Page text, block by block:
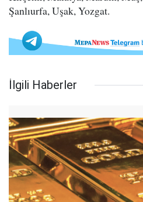
Şanlıurfa, Uşak, Yozgat.
İlgili Haberler